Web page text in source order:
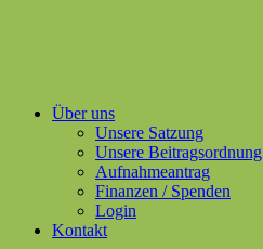
Über uns
Unsere Satzung
Unsere Beitragsordnung
Aufnahmeantrag
Finanzen / Spenden
Login
Kontakt